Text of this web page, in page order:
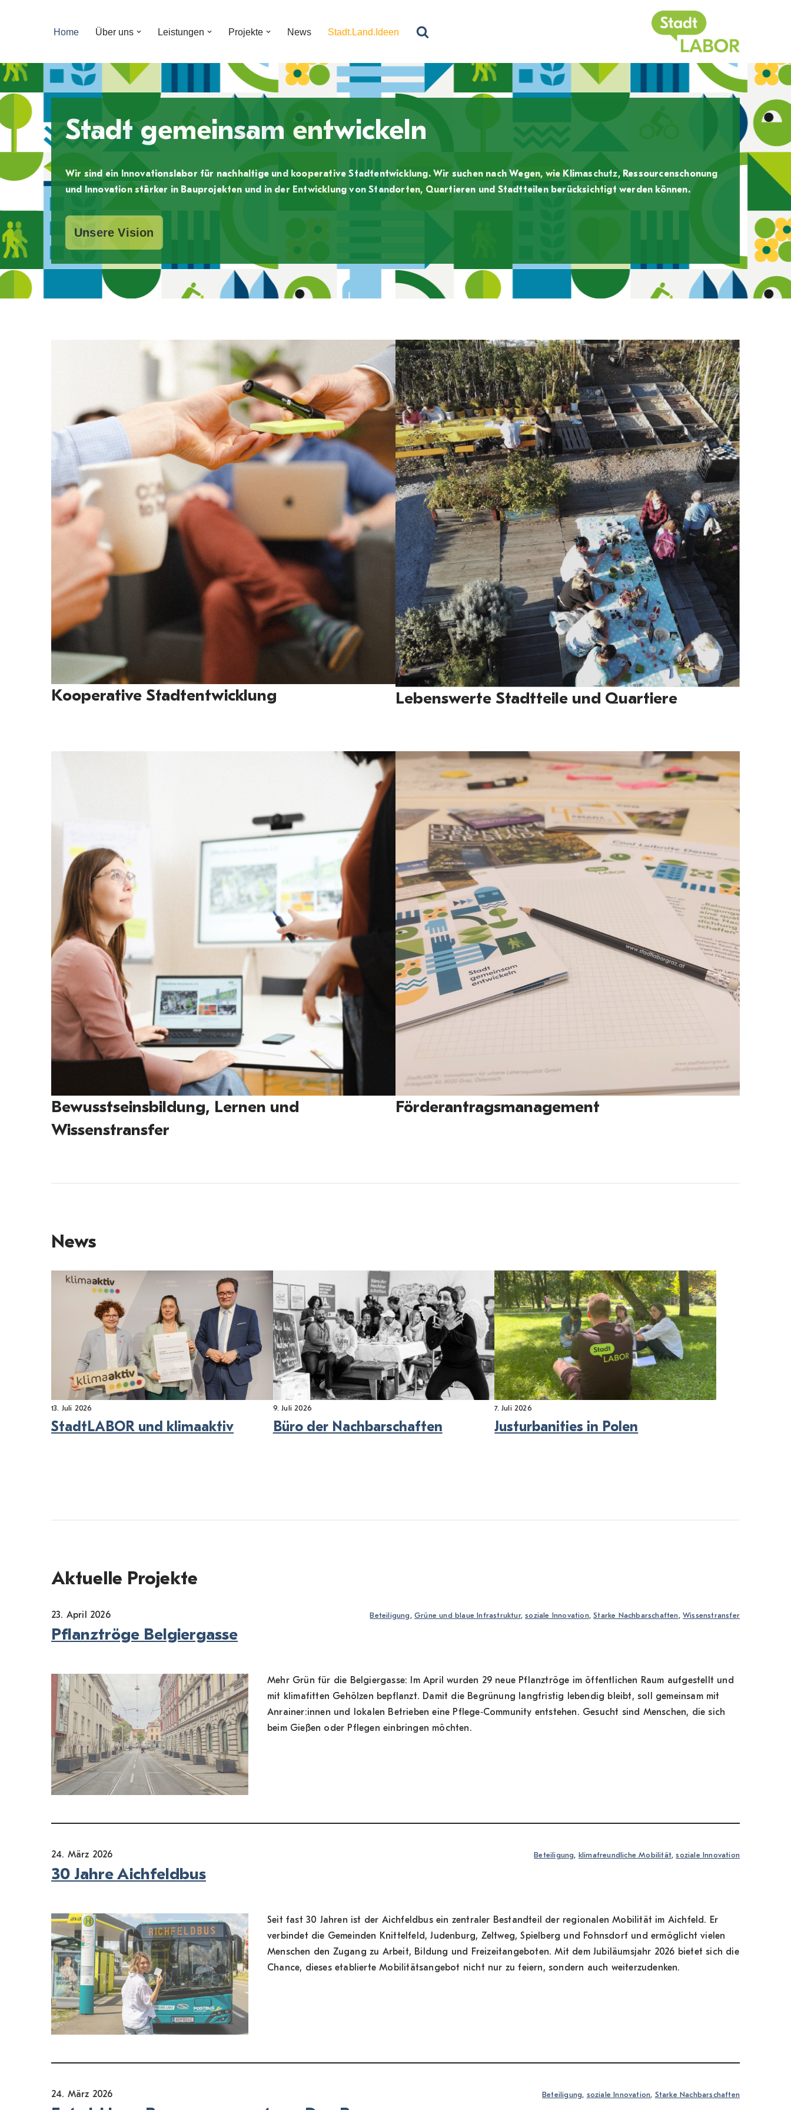
Home Über uns Leistungen Projekte News Stadt.Land.Ideen
Stadt gemeinsam entwickeln
Wir sind ein Innovationslabor für nachhaltige und kooperative Stadtentwicklung. Wir suchen nach Wegen, wie Klimaschutz, Ressourcenschonung
und Innovation stärker in Bauprojekten und in der Entwicklung von Standorten, Quartieren und Stadtteilen berücksichtigt werden können.
Unsere Vision
Kooperative Stadtentwicklung Lebenswerte Stadtteile und Quartiere
Bewusstseinsbildung, Lernen und
Wissenstransfer
Förderantragsmanagement
News
13. Juli 2026
StadtLABOR und klimaaktiv
9. Juli 2026
Büro der Nachbarschaften
7. Juli 2026
Justurbanities in Polen
Aktuelle Projekte
23. April 2026 Beteiligung, Grüne und blaue Infrastruktur, soziale Innovation, Starke Nachbarschaften, Wissenstransfer
Pflanztröge Belgiergasse
Mehr Grün für die Belgiergasse: Im April wurden 29 neue Pflanztröge im öffentlichen Raum aufgestellt und
mit klimafitten Gehölzen bepflanzt. Damit die Begrünung langfristig lebendig bleibt, soll gemeinsam mit
Anrainer:innen und lokalen Betrieben eine Pflege‑Community entstehen. Gesucht sind Menschen, die sich
beim Gießen oder Pflegen einbringen möchten.
24. März 2026 Beteiligung, klimafreundliche Mobilität, soziale Innovation
30 Jahre Aichfeldbus
Seit fast 30 Jahren ist der Aichfeldbus ein zentraler Bestandteil der regionalen Mobilität im Aichfeld. Er
verbindet die Gemeinden Knittelfeld, Judenburg, Zeltweg, Spielberg und Fohnsdorf und ermöglicht vielen
Menschen den Zugang zu Arbeit, Bildung und Freizeitangeboten. Mit dem Jubiläumsjahr 2026 bietet sich die
Chance, dieses etablierte Mobilitätsangebot nicht nur zu feiern, sondern auch weiterzudenken.
24. März 2026 Beteiligung, soziale Innovation, Starke Nachbarschaften